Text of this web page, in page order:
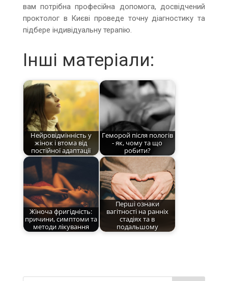
вам потрібна професійна допомога, досвідчений
проктолог в Києві проведе точну діагностику та
підбере індивідуальну терапію.
Інші матеріали:
Нейровідмінність у
жінок і втома від
постійної адаптації
Геморой після пологів
- як, чому та що
робити?
Жіноча фригідність:
причини, симптоми та
методи лікування
Перші ознаки
вагітності на ранніх
стадіях та в
подальшому